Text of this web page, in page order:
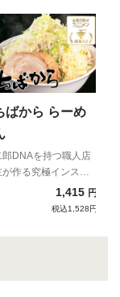
ばから らーめ
郎DNAを持つ職人店
が作る究極インスパ
1,415 円
税込1,528円